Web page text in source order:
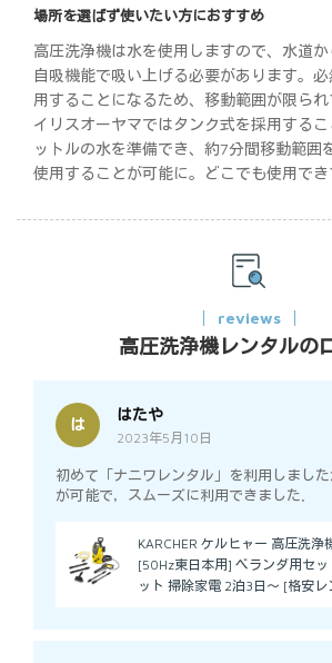
場所を選ばず使いたい方におすすめ
高圧洗浄機は水を使用しますので、水道
自吸機能で吸い上げる必要があります。
用することになるため、移動範囲が限ら
イリスオーヤマではタンク式を採用する
ットルの水を準備でき、約7分間移動範囲
使用することが可能に。どこでも使用でき
reviews
高圧洗浄機レンタルの
は
はたや
2023年5月10日
初めて「ナニワレンタル」を利用しまし
が可能で，スムーズに利用できました．
KARCHER ケルヒャー 高圧洗浄
[50Hz東日本用] ベランダ用セッ
ット 掃除家電 2泊3日～ [格安レ